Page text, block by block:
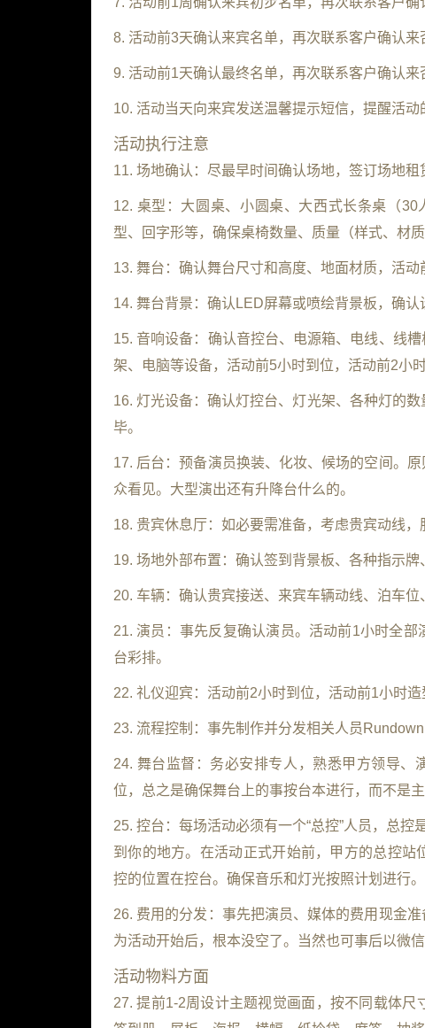
8. 活动前3天确认来宾名单，再次联系客户确认来
9. 活动前1天确认最终名单，再次联系客户确认来
10. 活动当天向来宾发送温馨提示短信，提醒活
活动执行注意
11. 场地确认：尽最早时间确认场地，签订场地租
12. 桌型：大圆桌、小圆桌、大西式长条桌（
型、回字形等，确保桌椅数量、质量（样式、材
13. 舞台：确认舞台尺寸和高度、地面材质，活动
14. 舞台背景：确认LED屏幕或喷绘背景板，确认
15. 音响设备：确认音控台、电源箱、电线、线
架、电脑等设备，活动前5小时到位，活动前2小时
16. 灯光设备：确认灯控台、灯光架、各种灯的
毕。
17. 后台：预备演员换装、化妆、候场的空间。
众看见。大型演出还有升降台什么的。
18. 贵宾休息厅：如必要需准备，考虑贵宾动线，
19. 场地外部布置：确认签到背景板、各种指示
20. 车辆：确认贵宾接送、来宾车辆动线、泊车位
21. 演员：事先反复确认演员。活动前1小时全
台彩排。
22. 礼仪迎宾：活动前2小时到位，活动前1小时造
23. 流程控制：事先制作并分发相关人员
24. 舞台监督：务必安排专人，熟悉甲方领导、
位，总之是确保舞台上的事按台本进行，而不是
25. 控台：每场活动必须有一个“总控”人员，总
到你的地方。在活动正式开始前，甲方的总控
控的位置在控台。确保音乐和灯光按照计划进行。
26. 费用的分发：事先把演员、媒体的费用现金
为活动开始后，根本没空了。当然也可事后以微信
活动物料方面
27. 提前1-2周设计主题视觉画面，按不同载体尺